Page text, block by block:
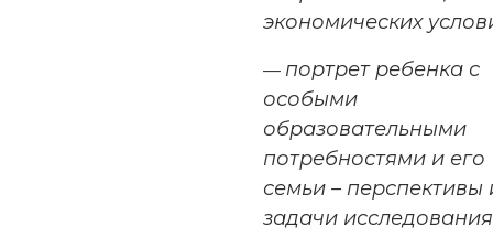
экономических
— портрет ребенка с
особыми
образовательными
потребностями и его
семьи – перспективы
задачи исследования